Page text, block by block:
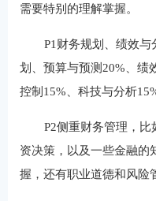
需要特别的理解掌握。
P1财务规划、绩效
划、预算与预测20%、绩
控制15%、科技与分析
P2侧重财务管理，
资决策，以及一些金融的
握，还有职业道德和风险